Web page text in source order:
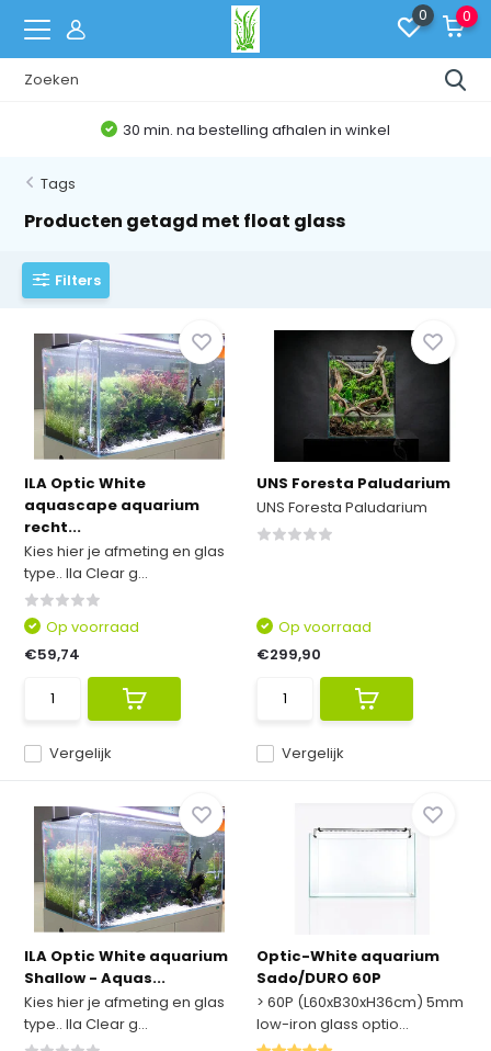
0 0
Belgische Webshop
Tags
Producten getagd met float glass
Filters
ILA Optic White
aquascape aquarium
recht...
Kies hier je afmeting en glas
type.. Ila Clear g...
Vergelijk
Op voorraad
€59,74
UNS Foresta Paludarium
UNS Foresta Paludarium
Vergelijk
Op voorraad
€299,90
ILA Optic White aquarium
Shallow - Aquas...
Kies hier je afmeting en glas
type.. Ila Clear g...
Optic-White aquarium
Sado/DURO 60P
> 60P (L60xB30xH36cm) 5mm
low-iron glass optio...